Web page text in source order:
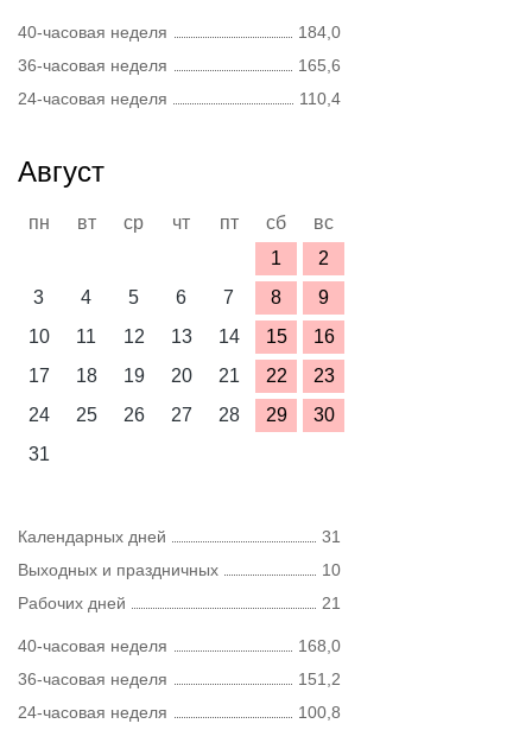
40-часовая неделя
184,0
36-часовая неделя
165,6
24-часовая неделя
110,4
Август
пн вт ср чт пт сб
вс
1
2
3
4 5 6 7 8
9
10
11 12 13 14 15
16
17
18 19 20 21 22
23
24
25 26 27 28 29
30
31
Календарных дней
31
Выходных и праздничных
10
Рабочих дней
21
40-часовая неделя
168,0
36-часовая неделя
151,2
24-часовая неделя
100,8